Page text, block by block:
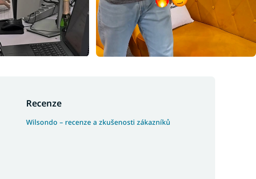
Recenze
Wilsondo – recenze a zkušenosti zákazníků